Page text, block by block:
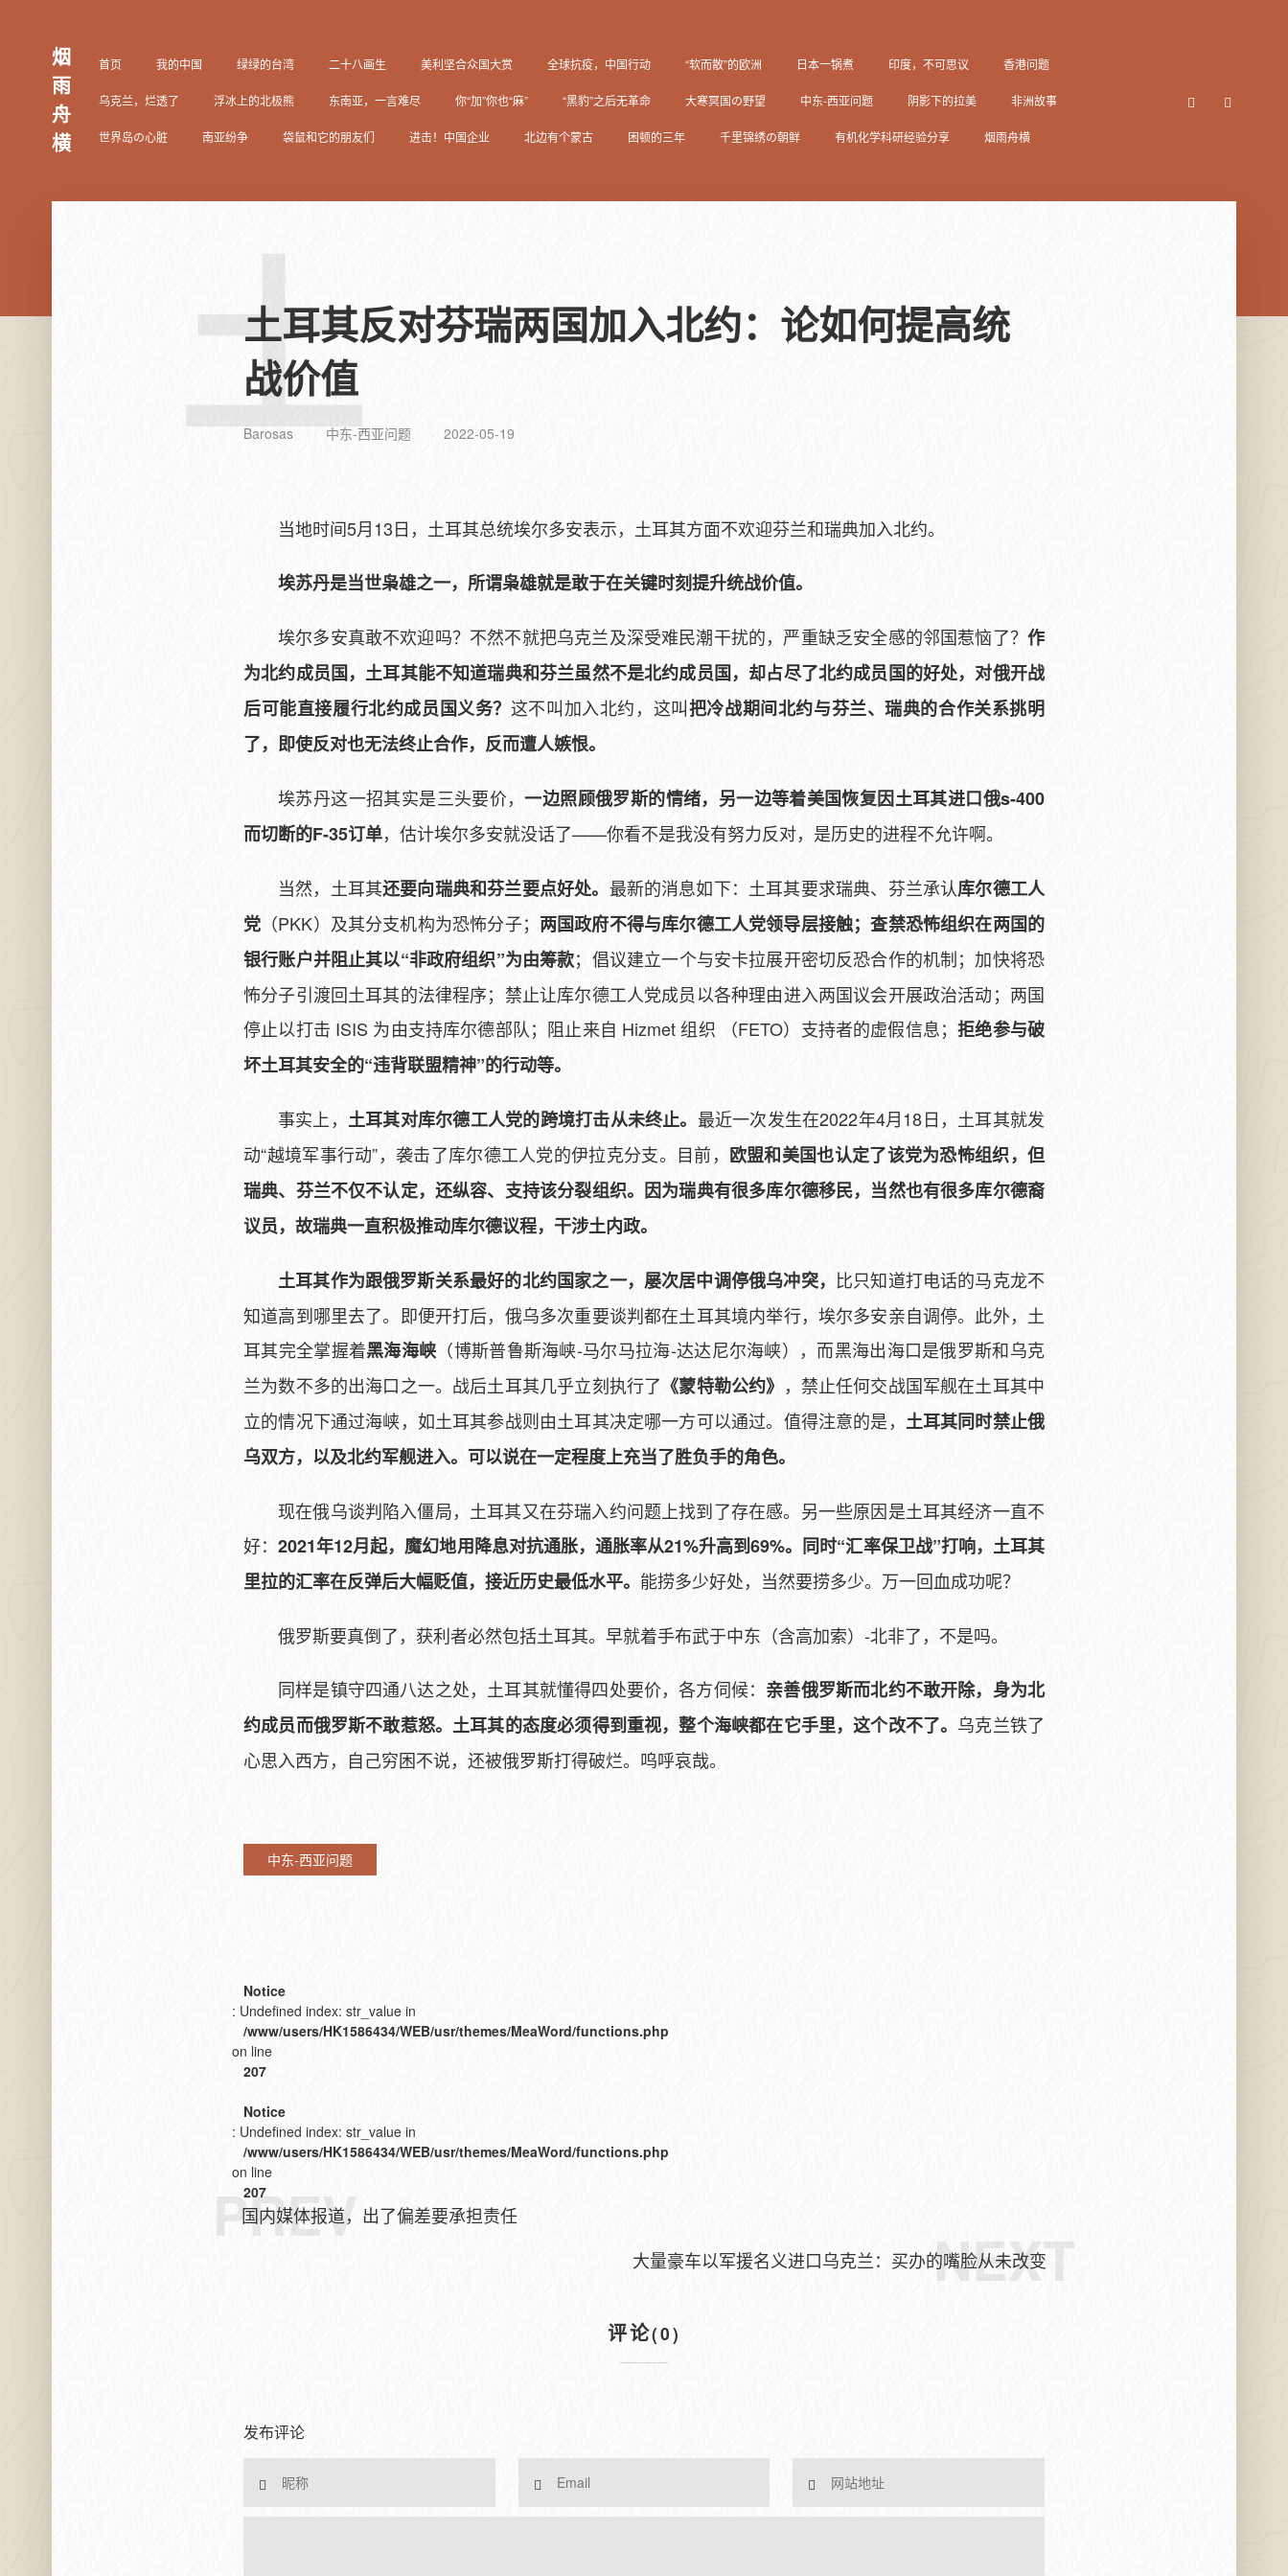
烟
雨
舟
横
首页 我的中国 绿绿的台湾 二十八画生 美利坚合众国大赏 全球抗疫，中国行动 “软而散”的欧洲 日本一锅煮 印度，不可思议 香港问题
乌克兰，烂透了 浮冰上的北极熊 东南亚，一言难尽 你“加”你也“麻” “黑豹”之后无革命 大寒冥国の野望 中东-西亚问题 阴影下的拉美 非洲故事
世界岛の心脏 南亚纷争 袋鼠和它的朋友们 进击！中国企业 北边有个蒙古 困顿的三年 千里锦绣の朝鲜 有机化学科研经验分享 烟雨舟横
土
土耳其反对芬瑞两国加入北约：论如何提高统
战价值
Barosas 中东-西亚问题 2022-05-19
当地时间5月13日，土耳其总统埃尔多安表示，土耳其方面不欢迎芬兰和瑞典加入北约。
埃苏丹是当世枭雄之一，所谓枭雄就是敢于在关键时刻提升统战价值。
埃尔多安真敢不欢迎吗？不然不就把乌克兰及深受难民潮干扰的，严重缺乏安全感的邻国惹恼了？ 作
为北约成员国，土耳其能不知道瑞典和芬兰虽然不是北约成员国，却占尽了北约成员国的好处，对俄开战
后可能直接履行北约成员国义务？ 这不叫加入北约，这叫把冷战期间北约与芬兰、瑞典的合作关系挑明
了，即使反对也无法终止合作，反而遭人嫉恨。
埃苏丹这一招其实是三头要价，一边照顾俄罗斯的情绪，另一边等着美国恢复因土耳其进口俄s-400
而切断的F-35订单，估计埃尔多安就没话了——你看不是我没有努力反对，是历史的进程不允许啊。
当然，土耳其还要向瑞典和芬兰要点好处。 最新的消息如下：土耳其要求瑞典、芬兰承认库尔德工人
党 （PKK）及其分支机构为恐怖分子； 两国政府不得与库尔德工人党领导层接触；查禁恐怖组织在两国的
银行账户并阻止其以“非政府组织”为由筹款；倡议建立一个与安卡拉展开密切反恐合作的机制；加快将恐
怖分子引渡回土耳其的法律程序；禁止让库尔德工人党成员以各种理由进入两国议会开展政治活动；两国
停止以打击 ISIS 为由支持库尔德部队；阻止来自 Hizmet 组织 （FETO）支持者的虚假信息；拒绝参与破
坏土耳其安全的“违背联盟精神”的行动等。
事实上， 土耳其对库尔德工人党的跨境打击从未终止。 最近一次发生在2022年4月18日，土耳其就发
动“越境军事行动”，袭击了库尔德工人党的伊拉克分支。目前， 欧盟和美国也认定了该党为恐怖组织，但
瑞典、芬兰不仅不认定，还纵容、支持该分裂组织。因为瑞典有很多库尔德移民，当然也有很多库尔德裔
议员，故瑞典一直积极推动库尔德议程，干涉土内政。
土耳其作为跟俄罗斯关系最好的北约国家之一，屡次居中调停俄乌冲突， 比只知道打电话的马克龙不
知道高到哪里去了。即便开打后，俄乌多次重要谈判都在土耳其境内举行，埃尔多安亲自调停。此外，土
耳其完全掌握着黑海海峡 （博斯普鲁斯海峡-马尔马拉海-达达尼尔海峡），而黑海出海口是俄罗斯和乌克
兰为数不多的出海口之一。战后土耳其几乎立刻执行了 《蒙特勒公约》 ，禁止任何交战国军舰在土耳其中
立的情况下通过海峡，如土耳其参战则由土耳其决定哪一方可以通过。值得注意的是， 土耳其同时禁止俄
乌双方，以及北约军舰进入。可以说在一定程度上充当了胜负手的角色。
现在俄乌谈判陷入僵局，土耳其又在芬瑞入约问题上找到了存在感。另一些原因是土耳其经济一直不
好：2021年12月起，魔幻地用降息对抗通胀，通胀率从21%升高到69%。同时“汇率保卫战”打响，土耳其
里拉的汇率在反弹后大幅贬值，接近历史最低水平。 能捞多少好处，当然要捞多少。万一回血成功呢？
俄罗斯要真倒了，获利者必然包括土耳其。早就着手布武于中东（含高加索）-北非了，不是吗。
同样是镇守四通八达之处，土耳其就懂得四处要价，各方伺候： 亲善俄罗斯而北约不敢开除，身为北
约成员而俄罗斯不敢惹怒。土耳其的态度必须得到重视，整个海峡都在它手里，这个改不了。 乌克兰铁了
心思入西方，自己穷困不说，还被俄罗斯打得破烂。呜呼哀哉。
中东-西亚问题
Notice
: Undefined index: str_value in
/www/users/HK1586434/WEB/usr/themes/MeaWord/functions.php
on line
207
Notice
: Undefined index: str_value in
/www/users/HK1586434/WEB/usr/themes/MeaWord/functions.php
on line
207
PREV
国内媒体报道，出了偏差要承担责任
NEXT
大量豪车以军援名义进口乌克兰：买办的嘴脸从未改变
评论(0)
发布评论